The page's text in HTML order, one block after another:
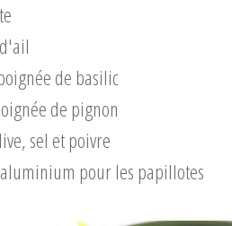
de basilic
de pignon
sel et poivre
pour les papillotes